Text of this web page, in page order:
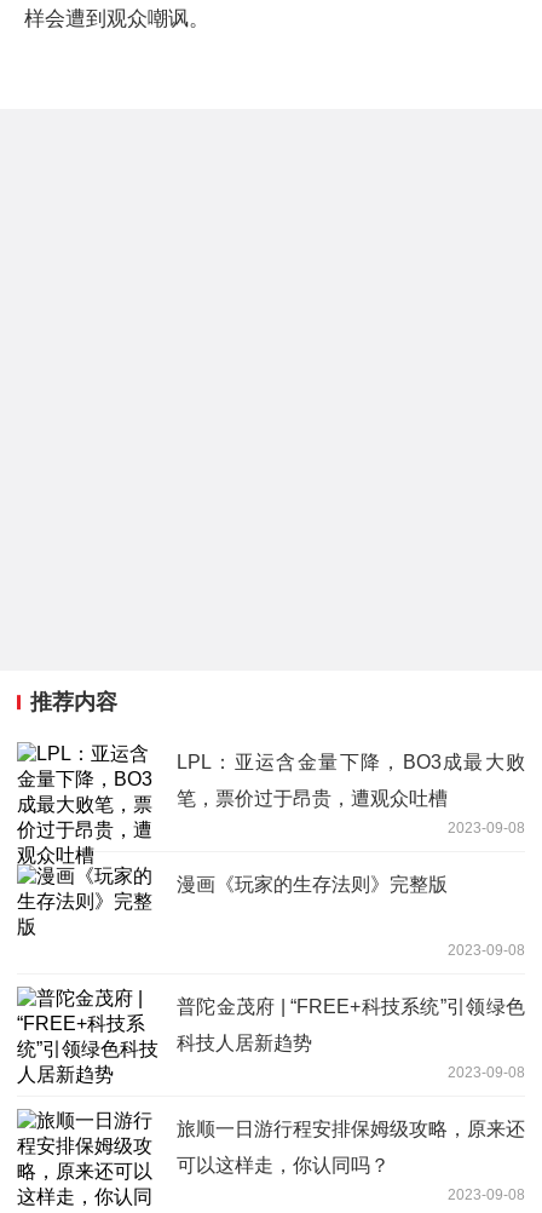
样会遭到观众嘲讽。
推荐内容
LPL：亚运含金量下降，BO3成最大败
笔，票价过于昂贵，遭观众吐槽
2023-09-08
漫画《玩家的生存法则》完整版
2023-09-08
普陀金茂府 | “FREE+科技系统”引领绿色
科技人居新趋势
2023-09-08
旅顺一日游行程安排保姆级攻略，原来还
可以这样走，你认同吗？
2023-09-08